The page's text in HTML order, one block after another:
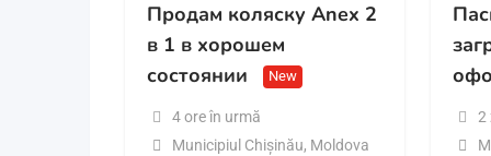
Продам коляску Anex 2
в 1 в хорошем
состоянии
New
4 ore în urmă
Municipiul Chișinău, Moldova
2